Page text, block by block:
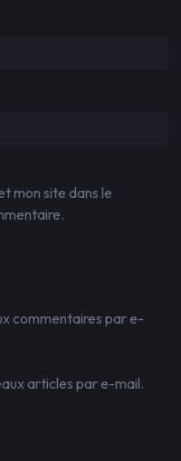
mon site dans le
commentaires par e-
articles par e-mail.